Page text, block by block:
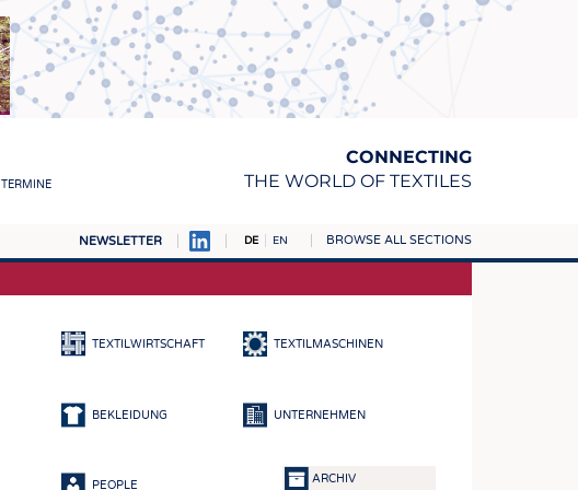
CONNECTING
THE WORLD OF TEXTILES
TERMINE
NEWSLETTER DE EN BROWSE ALL SECTIONS
FASERN
GEWEBE
TEXTILWIRTSCHAFT TEXTILMASCHINEN
BEKLEIDUNG UNTERNEHMEN
PEOPLE ARCHIV